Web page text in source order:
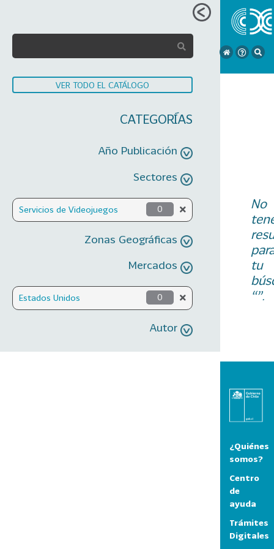
VER TODO EL CATÁLOGO
CATEGORÍAS
Año Publicación
Sectores
Servicios de Videojuegos 0
Zonas Geográficas
Mercados
Estados Unidos 0
Autor
No
tu
“”.
¿Quiénes
somos?
Centro
de
ayuda
Trámites
Digitales